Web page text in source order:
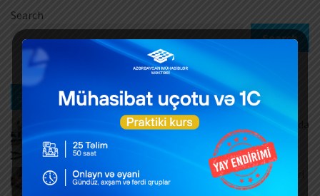
Search
Search
Ən son xəbərlər
Məşğulluq Strategiyası 2026–2030: Əmək bazarında
yeni hədəflər
AUGUST 6, 2026
ƏDV ödəyicilərinə mühüm yenilik – Bəyannamələri
vergi orqanı özü dolduracaq